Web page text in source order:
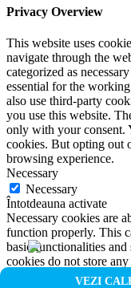
VEZI
Privacy Overview
This website uses
navigate through the
categorized as
essential for the
also use third-party
you use this website.
only with your consent.
cookies. But opting out
browsing experience.
Necessary
Necessary
Întotdeauna activate
Necessary cookies are
function properly. This
basic functionalities and
cookies do not store
Non-necessary